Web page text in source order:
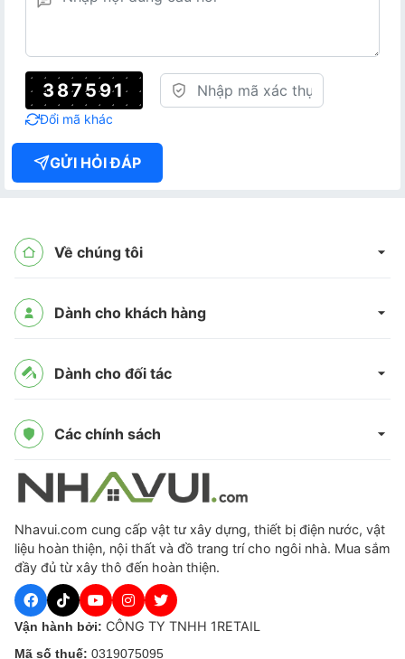
387591
Đổi mã khác
GỬI HỎI ĐÁP
Về chúng tôi
Dành cho khách hàng
Dành cho đối tác
Các chính sách
Nhavui.com cung cấp vật tư xây dựng, thiết bị điện nước, vật
liệu hoàn thiện, nội thất và đồ trang trí cho ngôi nhà. Mua sắm
đầy đủ từ xây thô đến hoàn thiện.
Vận hành bởi: CÔNG TY TNHH 1RETAIL
Mã số thuế: 0319075095